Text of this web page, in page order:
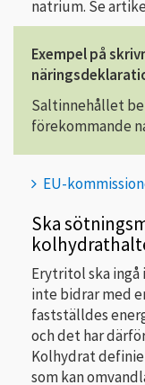
natrium. Se
Exempel på
Saltinnehållet
förekommande
EU-
Ska
Erytritol ska
inte bidrar med
fastställdes
och det har
Kolhydrat
som kan